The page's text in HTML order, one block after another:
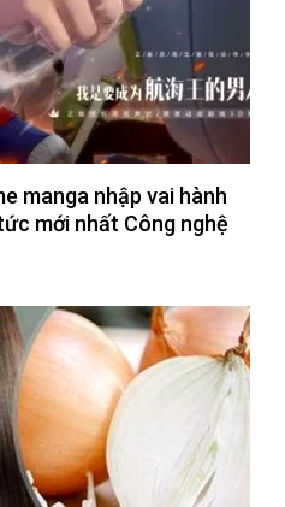
manga nhập vai hành
mới nhất Công nghệ